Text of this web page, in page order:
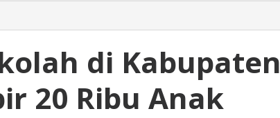
di Kabupaten
20 Ribu Anak